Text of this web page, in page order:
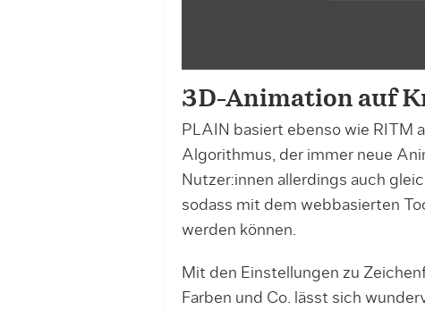
3D-Animation auf
PLAIN basiert ebenso wie RITM
Algorithmus, der immer neue
Nutzer:innen allerdings auch
sodass mit dem webbasierten
werden können.
Mit den Einstellungen zu
Farben und Co. lässt sich